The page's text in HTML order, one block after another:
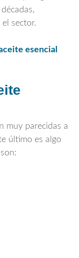
sector.
esencial
muy parecidas a
último es algo